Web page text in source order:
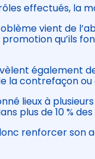
effectués, la
vient de
qu’ils
également
la contrefaçon ou
lieux à
plus de 10 % des
renforcer son